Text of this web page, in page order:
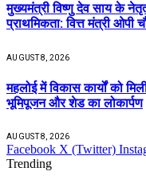
मुख्यमंत्री विष्णु देव साय के
प्राथमिकता: वित्त मंत्री ओपी
AUGUST 8, 2026
महलोई में विकास कार्यों को
भूमिपूजन और शेड का लोकार्पण
AUGUST 8, 2026
Facebook X (Twitter)
Trending